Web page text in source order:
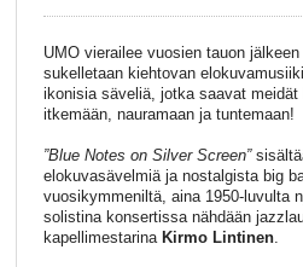
UMO vierailee vuosien tauon
sukelletaan kiehtovan
ikonisia säveliä, jotka saavat
itkemään, nauramaan ja tuntemaan!
”Blue Notes on Silver Screen”
elokuvasävelmiä ja nostalgista big
vuosikymmeniltä, aina 1950-luvulta
solistina konsertissa nähdään
kapellimestarina Kirmo Lintinen.